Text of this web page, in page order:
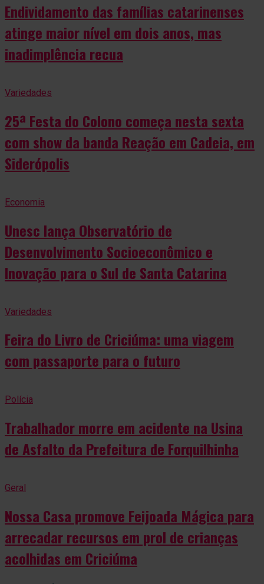
Endividamento das famílias catarinenses
atinge maior nível em dois anos, mas
inadimplência recua
Variedades
25ª Festa do Colono começa nesta sexta
com show da banda Reação em Cadeia, em
Siderópolis
Economia
Unesc lança Observatório de
Desenvolvimento Socioeconômico e
Inovação para o Sul de Santa Catarina
Variedades
Feira do Livro de Criciúma: uma viagem
com passaporte para o futuro
Polícia
Trabalhador morre em acidente na Usina
de Asfalto da Prefeitura de Forquilhinha
Geral
Nossa Casa promove Feijoada Mágica para
arrecadar recursos em prol de crianças
acolhidas em Criciúma